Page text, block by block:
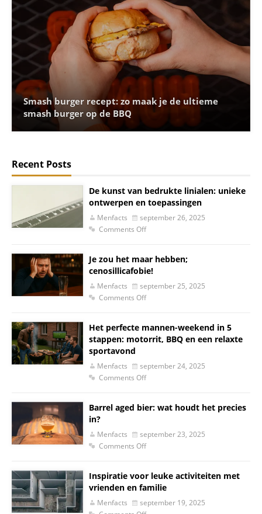
Smash burger recept: zo maak je de ultieme
smash burger op de BBQ
Recent Posts
De kunst van bedrukte linialen: unieke
ontwerpen en toepassingen
Menfacts
september 26, 2025
Comments Off
Je zou het maar hebben;
cenosillicafobie!
Menfacts
september 25, 2025
Comments Off
Het perfecte mannen-weekend in 5
stappen: motorrit, BBQ en een relaxte
sportavond
Menfacts
september 24, 2025
Comments Off
Barrel aged bier: wat houdt het precies
in?
Menfacts
september 23, 2025
Comments Off
Inspiratie voor leuke activiteiten met
vrienden en familie
Menfacts
september 19, 2025